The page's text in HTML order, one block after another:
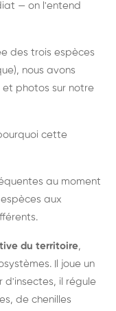
— on l'entend
des trois espèces
nous avons
photos sur notre
cette
au moment
aux
du territoire,
Il joue un
d'insectes, il régule
de chenilles